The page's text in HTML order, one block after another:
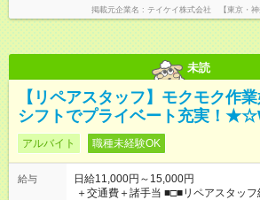
掲載元企業名 テイケイ株式会社 【東京・神
未読
【リペアスタッフ】モクモク作
シフトでプライベート充実！
アルバイト 職種未経験OK
給与
日給11,000円～15,000円
＋交通費＋諸手当 ■□■リペアスタッフ経験者の方は…■□■ 技術